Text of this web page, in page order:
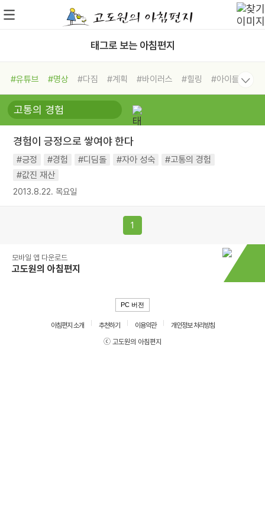
태그로 보는 아침편지
#유튜브 #명상 #다짐 #계획 #바이러스 #힐링
#아이들
#비전캠프
#독서캠프 #삶
#희망
#나눔 #친구 #링컨학교
#독서
#건강 #면역력
경험이 긍정으로 쌓여야 한다
#긍정 #경험 #디딤돌 #자아 성숙
#고통의 경험
#값진 재산
2013.8.22. 목요일
1
모바일 앱 다운로드
고도원의 아침편지
PC 버전
아침편지 소개 추천하기 이용약관
개인정보 처리방침
ⓒ 고도원의 아침편지